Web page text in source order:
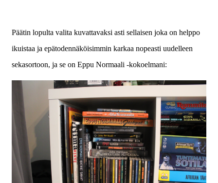
Päätin lopulta valita kuvattavaksi asti sellaisen joka on helppo
ikuistaa ja epätodennäköisimmin karkaa nopeasti uudelleen
sekasortoon, ja se on Eppu Normaali -kokoelmani: